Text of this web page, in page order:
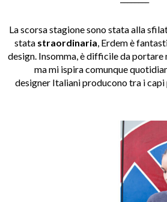
La scorsa stagione sono stata alla
stata straordinaria , Erdem è
design. Insomma, è difficile da
ma mi ispira comunque
designer Italiani producono tra i capi